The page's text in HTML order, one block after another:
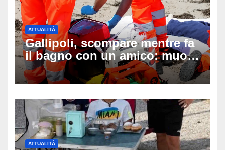
ATTUALITÀ
Gallipoli, scompare mentre fa
il bagno con un amico: muore
a 19 anni dopo 45 minuti di
disperati tentativi di
ATTUALITÀ